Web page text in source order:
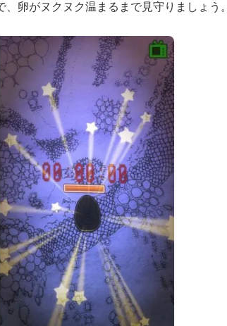
卵がヌクヌク温まるまで見守りましょう。